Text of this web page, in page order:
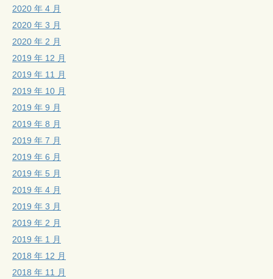
2020 年 4 月
2020 年 3 月
2020 年 2 月
2019 年 12 月
2019 年 11 月
2019 年 10 月
2019 年 9 月
2019 年 8 月
2019 年 7 月
2019 年 6 月
2019 年 5 月
2019 年 4 月
2019 年 3 月
2019 年 2 月
2019 年 1 月
2018 年 12 月
2018 年 11 月